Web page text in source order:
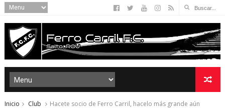
Inicio Club Hacete socio de Ferro Carril, hacelo más grande aún